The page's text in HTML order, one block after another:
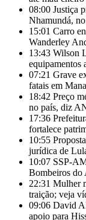
08:00 Justiça
Nhamundá,
15:01 Carro
Wanderley
13:43 Wilson
equipamentos
07:21 Grave
fatais em
18:42 Preço
no país, diz
17:36
fortalece
10:55
jurídica de
10:07 SSP-
Bombeiros do
22:31 Mulher
traição; veja
09:06 David
apoio para